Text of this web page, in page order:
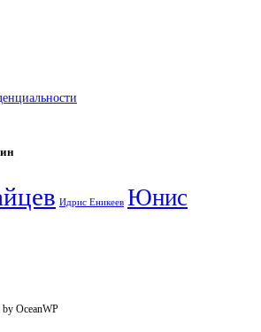
Идрис Еникеев Юнис
OceanWP